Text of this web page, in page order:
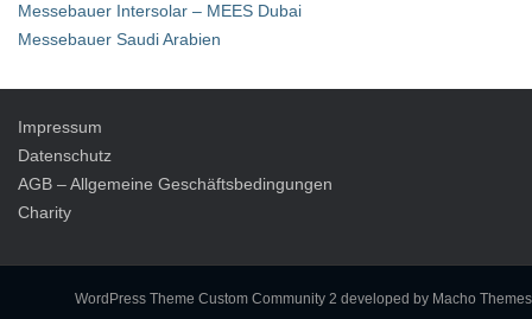
Messebauer Intersolar – MEES Dubai
Messebauer Saudi Arabien
Impressum
Datenschutz
AGB – Allgemeine Geschäftsbedingungen
Charity
WordPress Theme Custom Community 2 developed by Macho Themes